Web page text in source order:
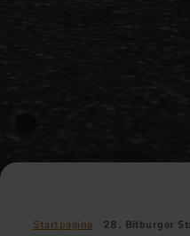
Startpagina 28. Bitburger